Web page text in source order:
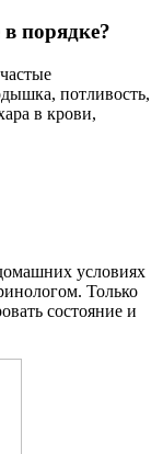
порядке?
потливость,
в крови,
условиях
Только
состояние и